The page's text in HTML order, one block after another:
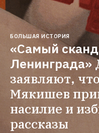
БОЛЬШАЯ ИСТОРИЯ
«Самый
Ленинграда»
заявляют,
Мякишев
насилие и
рассказы